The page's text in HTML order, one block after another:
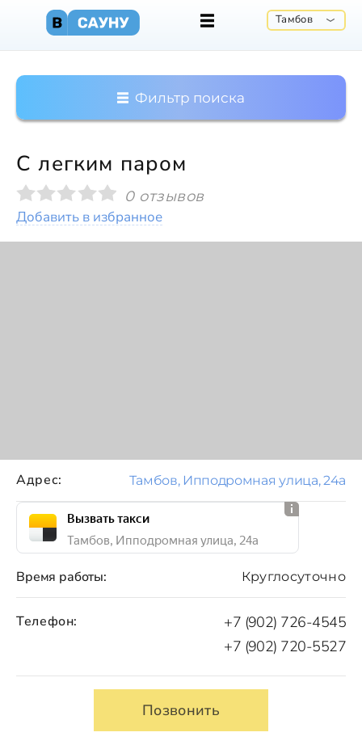
Тамбов
Фильтр поиска
С легким паром
0 отзывов
Добавить в избранное
Время работы: Круглосуточно
Телефон:
+7 (902) 726-4545
+7 (902) 720-5527
Позвонить
Адрес: Тамбов, Ипподромная улица, 24а
Вызвать такси
Тамбов, Ипподромная улица, 24а